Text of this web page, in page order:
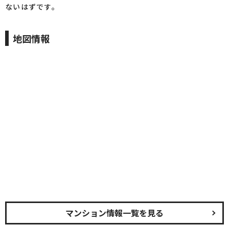
ないはずです。
地図情報
マンション情報一覧を見る